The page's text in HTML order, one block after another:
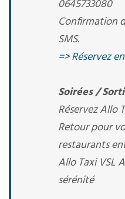
0645733080
Confirmation
SMS.
=> Réservez
Soirées /
Réservez Allo
Retour pour
restaurants
Allo Taxi VSL
sérénité